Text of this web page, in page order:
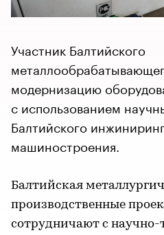
Участник Балтийского
модернизацию
с использованием
Балтийского
машиностроения.
Балтийская
производственные
сотрудничают с